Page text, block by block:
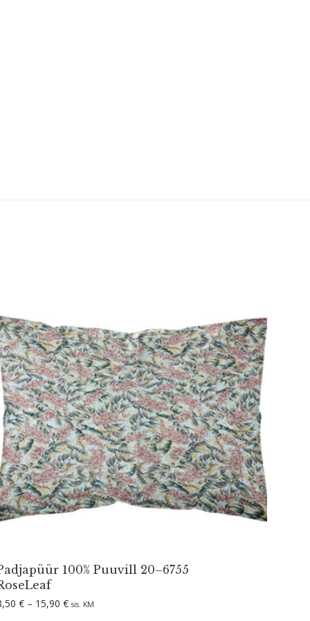
100% Puuvill 20–6755
€ – 15,90€Hinnavahemik: 8,50 € kuni 15,90 €
sis. KM